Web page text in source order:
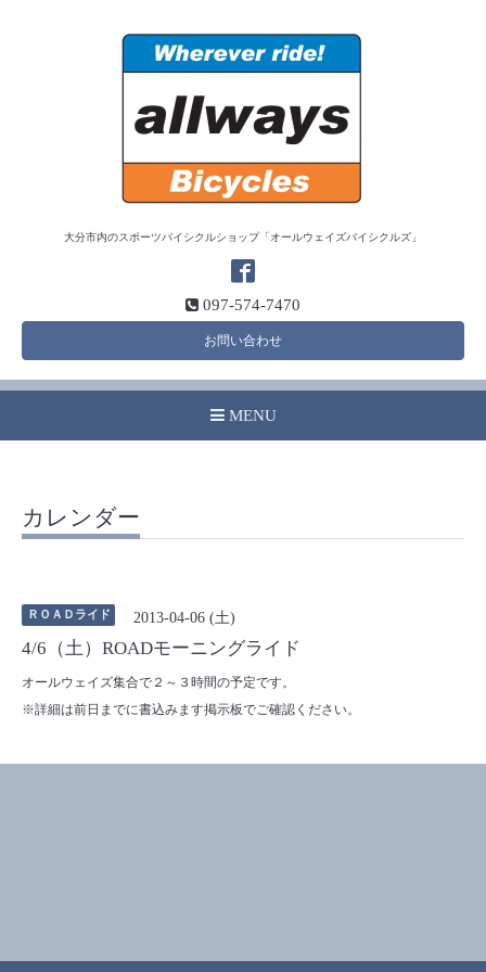
大分市内のスポーツバイシクルショップ「オールウェイズバイシクルズ」
097-574-7470
お問い合わせ
MENU
カレンダー
ＲＯＡＤライド 2013-04-06 (土)
4/6（土）ROADモーニングライド
オールウェイズ集合で２～３時間の予定です。
※詳細は前日までに書込みます掲示板でご確認ください。